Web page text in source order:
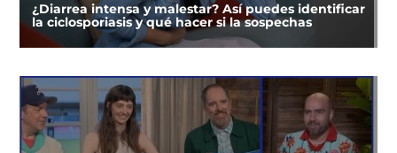
¿Diarrea intensa y malestar? Así puedes identificar
la ciclosporiasis y qué hacer si la sospechas